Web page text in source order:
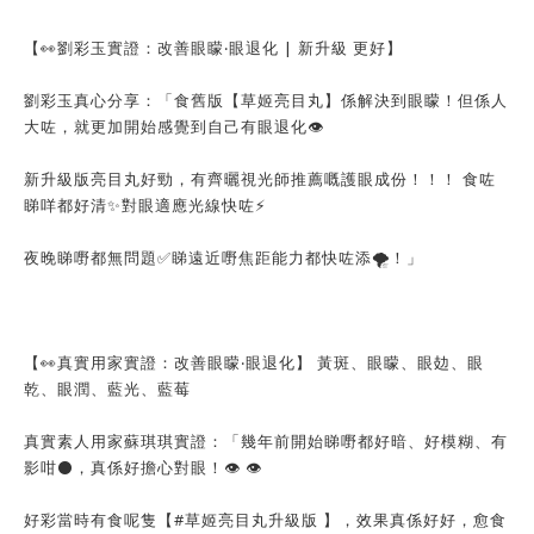
【👀劉彩玉實證：改善眼矇‧眼退化 | 新升級 更好】
劉彩玉真心分享：「食舊版【草姬亮目丸】係解決到眼矇！但係人
大咗，就更加開始感覺到自己有眼退化👁️
新升級版亮目丸好勁，有齊曬視光師推薦嘅護眼成份！！！ 食咗
睇咩都好清✨對眼適應光線快咗⚡
夜晚睇嘢都無問題✅睇遠近嘢焦距能力都快咗添🌪️！」
【👀真實用家實證：改善眼矇‧眼退化】 黃斑、眼矇、眼攰、眼
乾、眼潤、藍光、藍莓
真實素人用家蘇琪琪實證：「幾年前開始睇嘢都好暗、好模糊、有
影咁⚫，真係好擔心對眼！👁️ 👁️
好彩當時有食呢隻【#草姬亮目丸升級版 】，效果真係好好，愈食